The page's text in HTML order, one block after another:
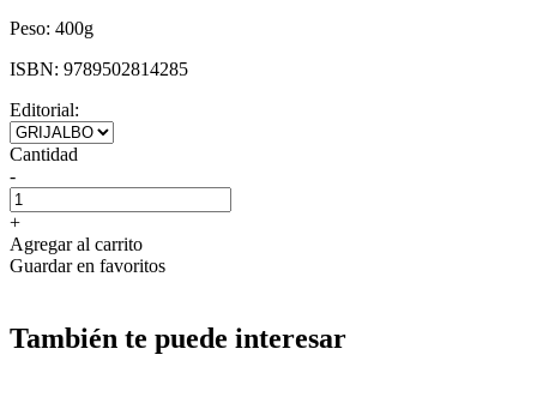
Peso: 400g
ISBN: 9789502814285
Editorial:
Cantidad
-
+
Agregar al carrito
Guardar en favoritos
También te puede interesar